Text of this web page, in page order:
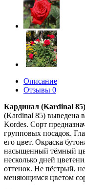
Описание
Отзывы 0
Кардинал (Kardinal 85)
(Kardinal 85) выведена
Kordes. Сорт
групповых посадок.
его цвет. Окраска
насыщенный тёмный
несколько дней
оттенок. Не пёстрый,
меняющимся цветом